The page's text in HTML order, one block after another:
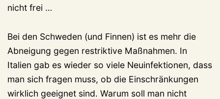
nicht frei …
Bei den Schweden (und Finnen) ist es mehr die
Abneigung gegen restriktive Maßnahmen. In
Italien gab es wieder so viele Neuinfektionen, dass
man sich fragen muss, ob die Einschränkungen
wirklich geeignet sind. Warum soll man nicht